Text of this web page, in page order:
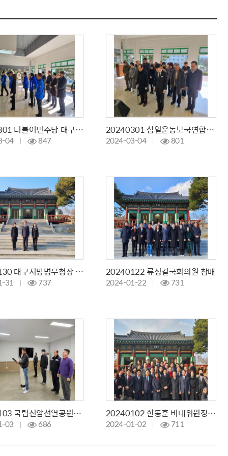
20240301 더불어민주당 대구시당 참배
04 847
20240301 삼일운동보국연합회 참배
2024-03-04 801
20240130 대구지방병무청장 참배
31 737
20240122 류성걸국회의원 참배
2024-01-22 731
20240103 국립신암선열공원관리소, 2024년 새해 부정청탁 금품 등 수수금지 및 갑질근절 실천결의로 업무시작
03 686
20240102 한동훈 비대위원장 참배
2024-01-02 711